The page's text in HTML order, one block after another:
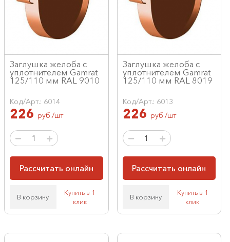
Заглушка желоба с
уплотнителем Gamrat
125/110 мм RAL 9010
Код/Арт.: 6014
226 руб./шт
Рассчитать онлайн
В корзину
Купить в 1
клик
Заглушка желоба с
уплотнителем Gamrat
125/110 мм RAL 8019
Код/Арт.: 6013
226 руб./шт
Рассчитать онлайн
В корзину
Купить в 1
клик